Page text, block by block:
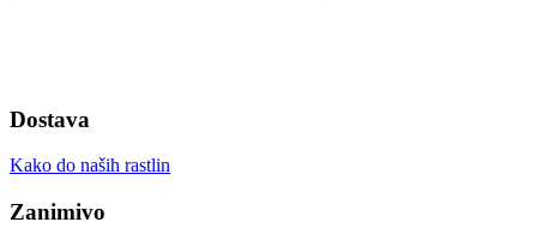
Dostava
Kako do naših rastlin
Zanimivo